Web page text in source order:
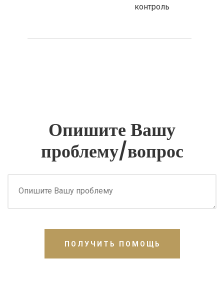
контроль
Опишите Вашу
проблему/вопрос
ПОЛУЧИТЬ ПОМОЩЬ